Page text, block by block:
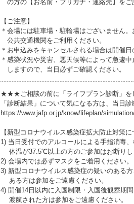
の方の【お名前・フリガナ・連絡先】をご
【ご注意】
＊会場には駐車場・駐輪場はございません
公共交通機関をご利用ください。
＊お申込みをキャンセルされる場合は開催
＊感染状況や災害、悪天候等によって急遽
しますので、当日必ずご確認ください。
★★★ご相談の前に「ライフプラン診断」
「診断結果」について気になる方は、当日診
https://www.jafp.or.jp/know/lifeplan/
【新型コロナウイルス感染症拡大防止対策に
1) 当日受付でのアルコールによる手指消毒、
体温が37.5℃以上の方のご参加はお断りし
2) 会場内では必ずマスクをご着用ください。
3) 新型コロナウイルス感染症の疑いのある
ある方は参加をご遠慮ください。
4) 開催14日以内に入国制限・入国後観察期
渡航された方は参加をご遠慮ください。